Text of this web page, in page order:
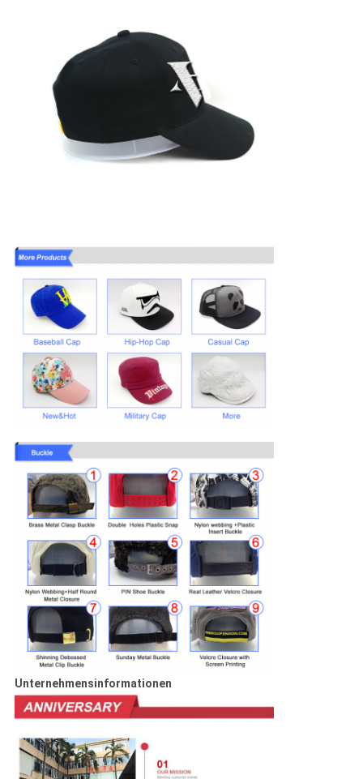
Unternehmensinformationen